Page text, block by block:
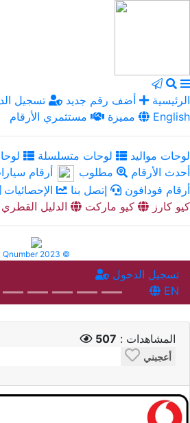
الرئيسية أضف رقم جديد تسجيل
مميزة
مستثمري الأرقام English
لوحات مواليد لوحات متسلسلة
أحدث الأرقام
مطلوب أرقام
أرقام فودافون
إتصل بنا الإحصائيات
كيو كارز
كيو ماركت الدليل القطري
Qnumber 2023 ©
تسجيل الدخول
EN
المشاهدات : 507
أعجبني